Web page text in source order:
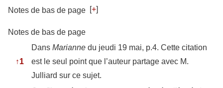
Notes de bas de page [+]
Notes de bas de page
↑1
Dans Marianne du jeudi 19 mai, p.4. Cette citation
est le seul point que l’auteur partage avec M.
Julliard sur ce sujet.